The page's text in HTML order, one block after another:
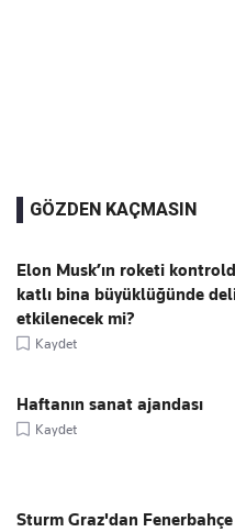
GÖZDEN KAÇMASIN
Elon Musk’ın roketi
katlı bina büyüklüğünde
etkilenecek mi?
Kaydet
Haftanın sanat ajandası
Kaydet
Sturm Graz'dan